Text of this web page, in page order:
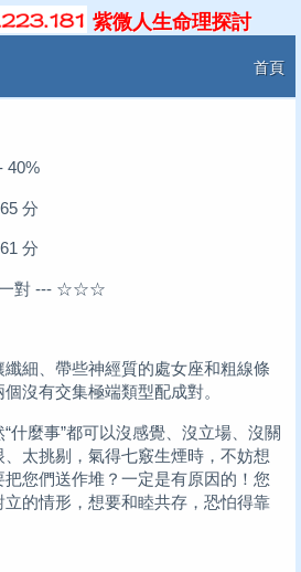
紫微人生命理探討
首頁
40%
分
分
對 --- ☆☆☆
細、帶些神經質的處女座和粗線條
沒有交集極端類型配成對。
什麼事”都可以沒感覺、沒立場、沒關
太挑剔，氣得七竅生煙時，不妨想
您們送作堆？一定是有原因的！您
的情形，想要和睦共存，恐怕得靠